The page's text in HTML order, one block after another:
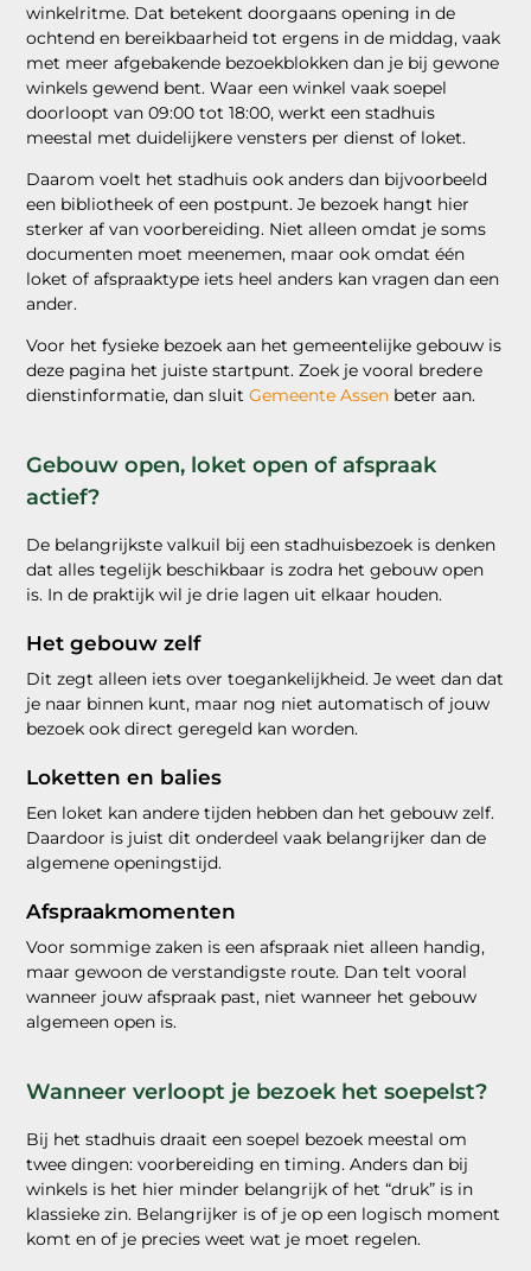
winkelritme. Dat betekent doorgaans opening in de
ochtend en bereikbaarheid tot ergens in de middag, vaak
met meer afgebakende bezoekblokken dan je bij gewone
winkels gewend bent. Waar een winkel vaak soepel
doorloopt van 09:00 tot 18:00, werkt een stadhuis
meestal met duidelijkere vensters per dienst of loket.
Daarom voelt het stadhuis ook anders dan bijvoorbeeld
een bibliotheek of een postpunt. Je bezoek hangt hier
sterker af van voorbereiding. Niet alleen omdat je soms
documenten moet meenemen, maar ook omdat één
loket of afspraaktype iets heel anders kan vragen dan een
ander.
Voor het fysieke bezoek aan het gemeentelijke gebouw is
deze pagina het juiste startpunt. Zoek je vooral bredere
dienstinformatie, dan sluitGemeente Assen beter aan.
Gebouw open, loket open of afspraak
actief?
De belangrijkste valkuil bij een stadhuisbezoek is denken
dat alles tegelijk beschikbaar is zodra het gebouw open
is. In de praktijk wil je drie lagen uit elkaar houden.
Het gebouw zelf
Dit zegt alleen iets over toegankelijkheid. Je weet dan dat
je naar binnen kunt, maar nog niet automatisch of jouw
bezoek ook direct geregeld kan worden.
Loketten en balies
Een loket kan andere tijden hebben dan het gebouw zelf.
Daardoor is juist dit onderdeel vaak belangrijker dan de
algemene openingstijd.
Afspraakmomenten
Voor sommige zaken is een afspraak niet alleen handig,
maar gewoon de verstandigste route. Dan telt vooral
wanneer jouw afspraak past, niet wanneer het gebouw
algemeen open is.
Wanneer verloopt je bezoek het soepelst?
Bij het stadhuis draait een soepel bezoek meestal om
twee dingen: voorbereiding en timing. Anders dan bij
winkels is het hier minder belangrijk of het “druk” is in
klassieke zin. Belangrijker is of je op een logisch moment
komt en of je precies weet wat je moet regelen.